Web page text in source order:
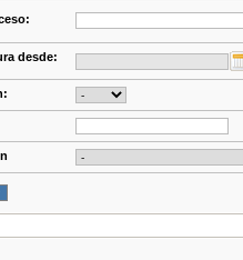
desde: